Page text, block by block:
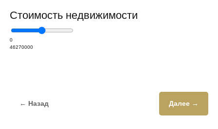
Стоимость недвижимости
0
46270000
← Назад Далее →